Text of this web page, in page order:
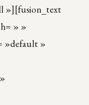
»][fusion_text
» »
»default »